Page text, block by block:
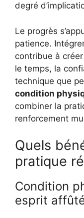
degré
Le progrès
patience.
contribue à
le temps, la
technique que
condition
combiner la
renforcement
Quels
pratique
Condition
esprit